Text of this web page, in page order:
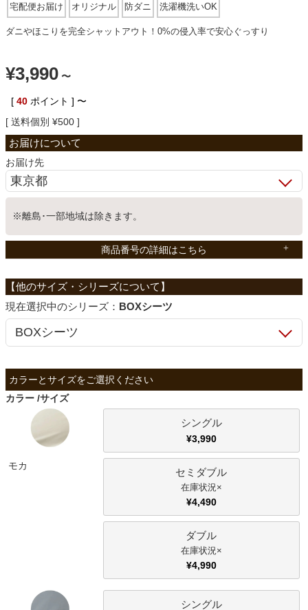
椅子・チェア
食器棚・キッチン収納
学習机
ホームオフィス
こたつ
ファブリック
カーテン
収納用品
宅配便お届け オリジナル 防ダニ 洗濯機洗いOK
ダニやほこりを完全シャットアウト！0%の侵入率で安心ぐっすり
¥3,990 〜
[ 40 ポイント ] 〜
送料個別 ¥500
お届け先
※離島･一部地域は除きます。
商品番号の詳細はこちら
シリーズ： BOXシーツ
カラー サイズ
モカ
シングル
¥3,990
セミダブル
×
¥4,490
ダブル
×
¥4,990
シングル